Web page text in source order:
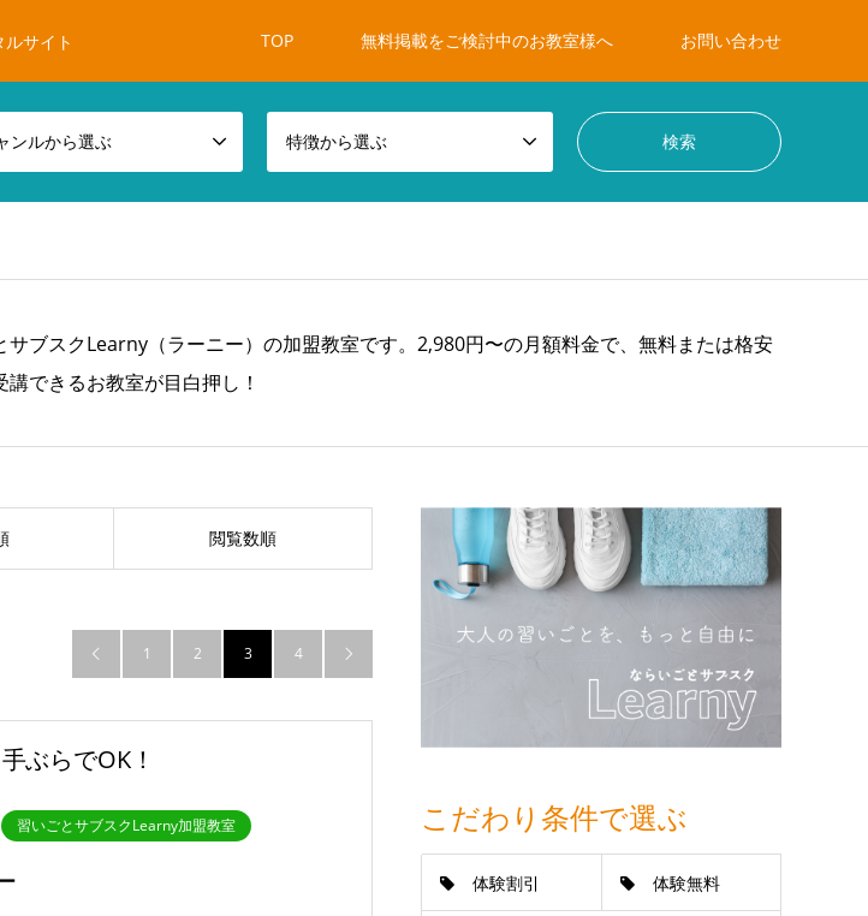
サイト TOP 無料掲載をご検討中のお教室様へ お問い合わせ
ンルから選ぶ 特徴から選ぶ
サブスクLearny（ラーニー）の加盟教室です。2,980円〜の月額料金で、無料または格安
講できるお教室が目白押し！
閲覧数順
 1 2 3 4 
ぶらでOK！
習いごとサブスクLearny加盟教室 こだわり条件で選ぶ
体験割引 体験無料